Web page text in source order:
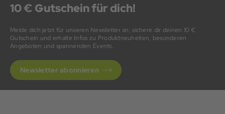
10 € Gutschein für dich!
Melde dich jetzt für unseren Newsletter an, sichere dir deinen 10 €
Gutschein und erhalte Infos zu Produktneuheiten, besonderen
Angeboten und spannenden Events.
Newsletter abonnieren